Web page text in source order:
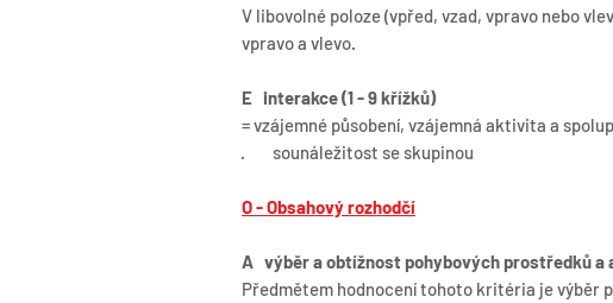
V libovolné poloze (vpřed, vzad, vpravo nebo
vpravo a vlevo.
E interakce (1 - 9 křížků)
= vzájemné působení, vzájemná aktivita a
· sounáležitost se skupinou
O - Obsahový rozhodčí
A výběr a obtížnost pohybových prostředků a
Předmětem hodnocení tohoto kritéria je